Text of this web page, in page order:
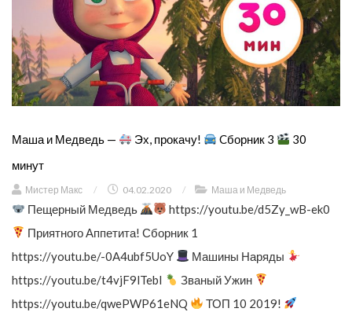
Маша и Медведь — Эх, прокачу! Cборник 3
30
минут
Мистер Макс / 04.02.2020 / Маша и Медведь
Пещерный Медведь
https://youtu.be/d5Zy_wB-ek0
Приятного Аппетита! Сборник 1
https://youtu.be/-0A4ubf5UoY
Машины Наряды
https://youtu.be/t4vjF9lTebI
Званый Ужин
https://youtu.be/qwePWP61eNQ
ТОП 10 2019!